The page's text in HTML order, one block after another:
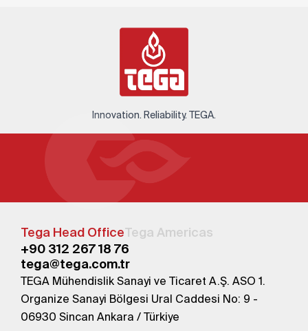
Innovation. Reliability. TEGA.
Tega Head OfficeTega Americas
+90 312 267 18 76
tega@tega.com.tr
TEGA Mühendislik Sanayi ve Ticaret A.Ş. ASO 1.
Organize Sanayi Bölgesi Ural Caddesi No: 9 -
06930 Sincan Ankara / Türkiye